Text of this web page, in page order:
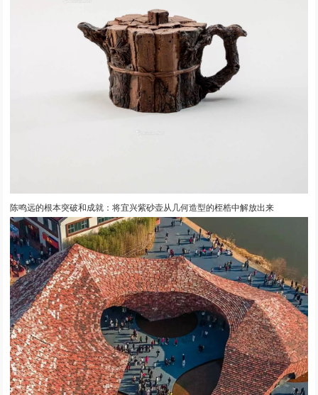
陈鸣远的根本突破和成就：将宜兴紫砂壶从几何造型的桎梏中解放出来